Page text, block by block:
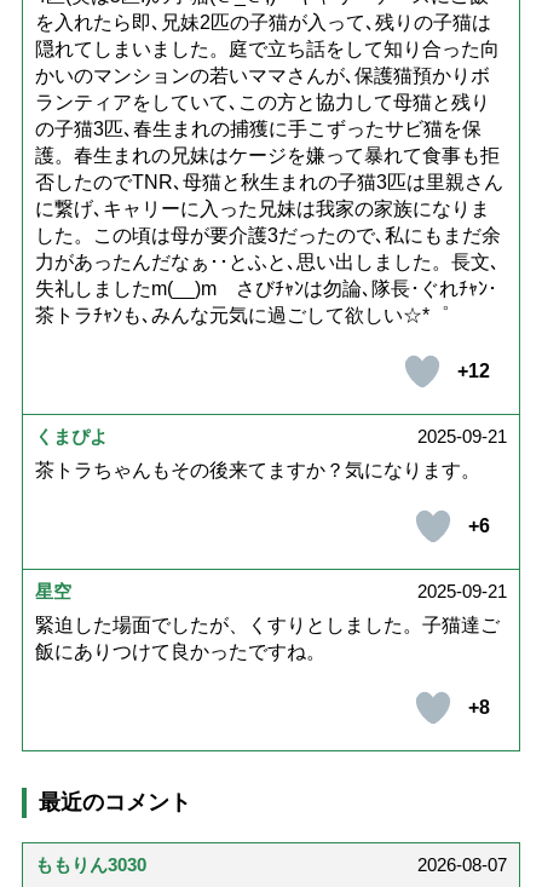
を入れたら即､兄妹2匹の子猫が入って､残りの子猫は
隠れてしまいました。庭で立ち話をして知り合った向
かいのマンションの若いママさんが､保護猫預かりボ
ランティアをしていて､この方と協力して母猫と残り
の子猫3匹､春生まれの捕獲に手こずったサビ猫を保
護。春生まれの兄妹はケージを嫌って暴れて食事も拒
否したのでTNR､母猫と秋生まれの子猫3匹は里親さん
に繋げ､キャリーに入った兄妹は我家の家族になりま
した。この頃は母が要介護3だったので､私にもまだ余
力があったんだなぁ･･とふと､思い出しました。長文､
失礼しましたm(__)m さびﾁｬﾝは勿論､隊長･ぐれﾁｬﾝ･
茶トラﾁｬﾝも､みんな元気に過ごして欲しい☆*゜
+12
くまぴよ
2025-09-21
茶トラちゃんもその後来てますか？気になります。
+6
星空
2025-09-21
緊迫した場面でしたが、くすりとしました。子猫達ご
飯にありつけて良かったですね。
+8
最近のコメント
ももりん3030
2026-08-07